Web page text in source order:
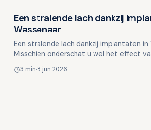
Overig nieuws
Een stralende lach dankzij
Wassenaar
Een stralende lach dankzij implantaten in
Misschien onderschat u wel het effect
3 min 8 jun 2026